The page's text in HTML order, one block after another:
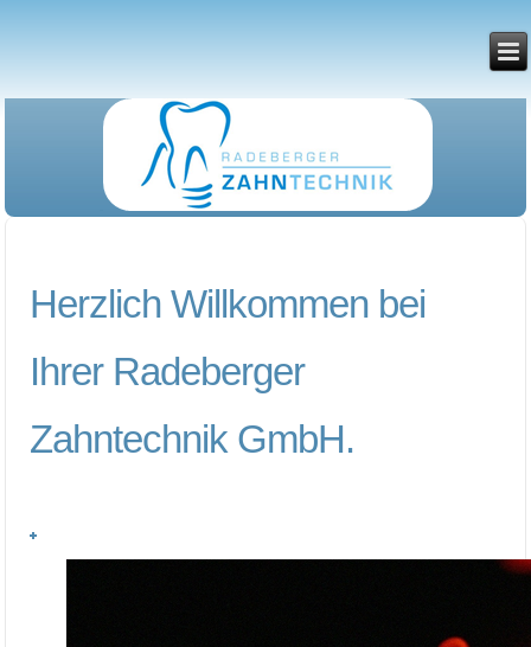
Herzlich Willkommen bei
Ihrer Radeberger
Zahntechnik GmbH.